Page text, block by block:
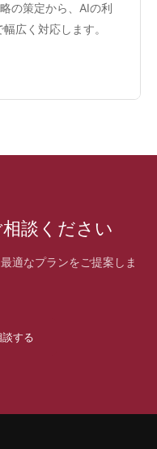
の策定から、AIの利
広く対応します。
談ください
適なプランをご提案しま
する